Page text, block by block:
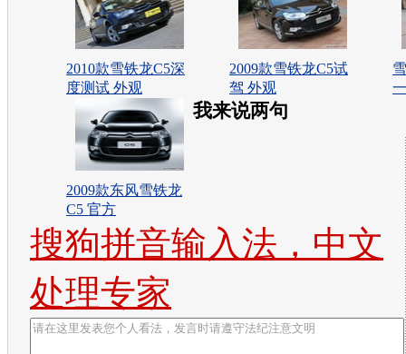
2010款雪铁龙C5深
度测试 外观
2009款雪铁龙C5试
驾 外观
2009款东风雪铁龙
C5 官方
我来说两句
搜狗拼音输入法，中文
处理专家